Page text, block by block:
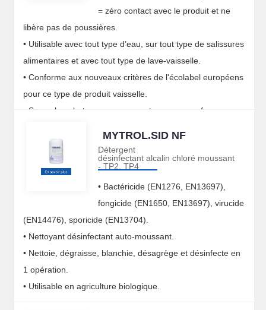
= zéro contact avec le produit et ne
libère pas de poussières.
• Utilisable avec tout type d’eau, sur tout type de salissures
alimentaires et avec tout type de lave-vaisselle.
• Conforme aux nouveaux critères de l'écolabel européens
pour ce type de produit vaisselle.
• Sans phosphate, sans conservateur, sans parfum, sans
MYTROL.SID NF
Détergent
désinfectant alcalin chloré moussant
- TP2, TP4
• Bactéricide (EN1276, EN13697),
fongicide (EN1650, EN13697), virucide
(EN14476), sporicide (EN13704).
• Nettoyant désinfectant auto-moussant.
• Nettoie, dégraisse, blanchie, désagrège et désinfecte en
1 opération.
• Utilisable en agriculture biologique.